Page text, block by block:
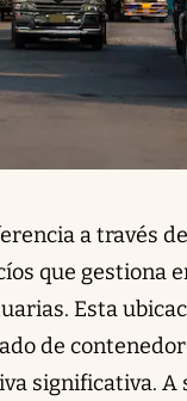
a través
que gestiona
Esta
de
significativa. A